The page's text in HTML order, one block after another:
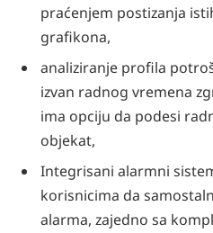
praćenjem postizanja
grafikona,
analiziranje profila
izvan radnog vremena
ima opciju da podesi
objekat,
Integrisani alarmni
korisnicima da
alarma, zajedno sa